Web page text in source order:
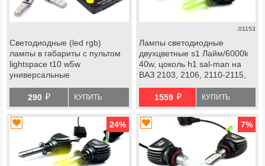
Светодиодные (led rgb)
лампы в габариты с пультом
lightspace t10 w5w
универсальные
290 й КУПИТЬ
.01153
Лампы светодиодные
двухцветные s1 Лайм/6000k
40w, цоколь h1 sal-man на
ВАЗ 2103, 2106, 2110-2115,
Приора, Веста, Икс Рей,
Шевроле Нива
1559 й КУПИТЬ
24% 7%